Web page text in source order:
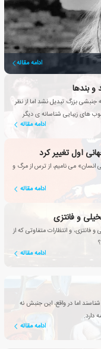
ادامه مقاله
و بندها
بزرگ تبدیل نشد اما از نظر
های زیبایی شناسانه ی دیگر
ادامه مقاله
اول تغییر کرد
می نامیم، از ترس از مرگ و
ادامه مقاله
و فانتزی
فانتزی، و انتظارات متفاوتی که از
ادامه مقاله
اما در واقع، این جنبش نه
دارد.
ادامه مقاله